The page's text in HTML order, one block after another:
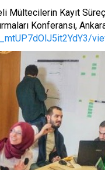
Mültecilerin Kayıt
Konferansı,